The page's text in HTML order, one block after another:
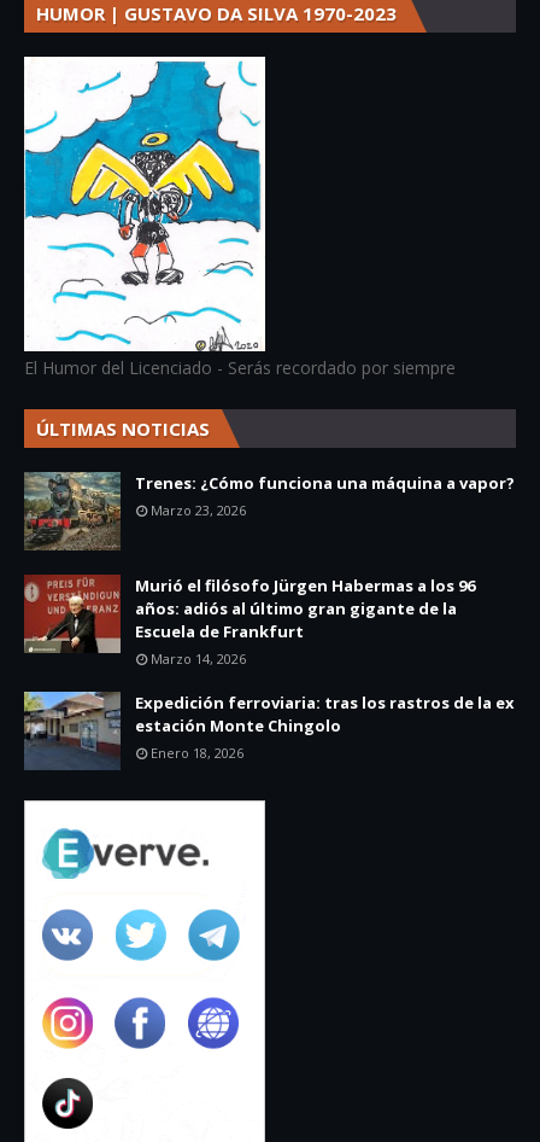
HUMOR | GUSTAVO DA SILVA 1970-2023
El Humor del Licenciado - Serás recordado por siempre
ÚLTIMAS NOTICIAS
Trenes: ¿Cómo funciona una máquina a vapor?
Marzo 23, 2026
Murió el filósofo Jürgen Habermas a los 96
años: adiós al último gran gigante de la
Escuela de Frankfurt
Marzo 14, 2026
Expedición ferroviaria: tras los rastros de la ex
estación Monte Chingolo
Enero 18, 2026